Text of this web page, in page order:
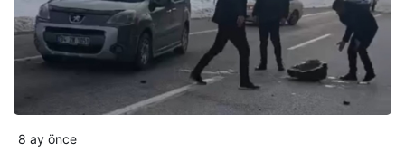
8 ay önce